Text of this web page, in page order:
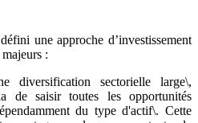
une approche d’investissement
:
sectorielle large\,
de saisir toutes les opportunités
du type d'actif\. Cette